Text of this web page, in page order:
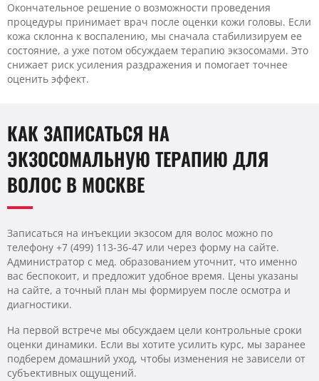
Окончательное решение о возможности проведения
процедуры принимает врач после оценки кожи головы. Если
кожа склонна к воспалению, мы сначала стабилизируем ее
состояние, а уже потом обсуждаем терапию экзосомами. Это
снижает риск усиления раздражения и помогает точнее
оценить эффект.
КАК ЗАПИСАТЬСЯ НА
ЭКЗОСОМАЛЬНУЮ ТЕРАПИЮ ДЛЯ
ВОЛОС В МОСКВЕ
Записаться на инъекции экзосом для волос можно по
телефону +7 (499) 113-36-47 или через форму на сайте.
Администратор с мед. образованием уточнит, что именно
вас беспокоит, и предложит удобное время. Цены указаны
на сайте, а точный план мы формируем после осмотра и
диагностики.
На первой встрече мы обсуждаем цели контрольные сроки
оценки динамики. Если вы хотите усилить курс, мы заранее
подберем домашний уход, чтобы изменения не зависели от
субъективных ощущений.